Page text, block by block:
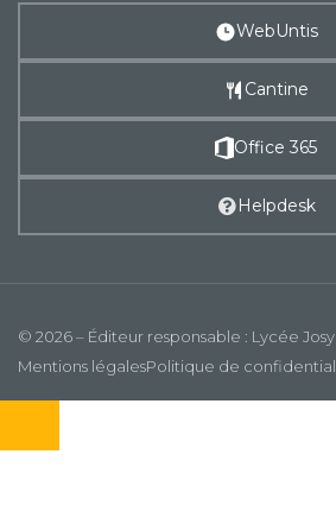
WebUntis
Cantine
Office 365
Helpdesk
© 2026 – Éditeur responsable : Lycée
Mentions légalesPolitique de